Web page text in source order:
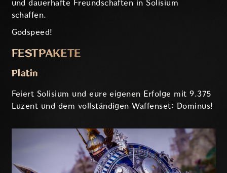
und dauerhafte Freundschaften in Solisium
schaffen.
Godspeed!
FESTPAKETE
Platin
Feiert Solisium und eure eigenen Erfolge mit 9.375
Luzent und dem vollständigen Waffenset: Dominus!